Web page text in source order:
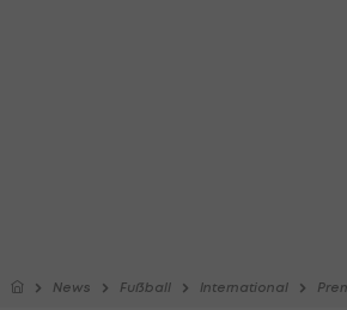
News Fußball International